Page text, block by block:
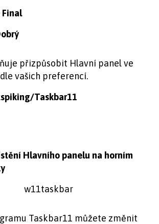
Final
přizpůsobit Hlavní panel ve
vašich preferencí.
Taskbar11
Hlavního panelu na horním
Taskbar11 můžete změnit